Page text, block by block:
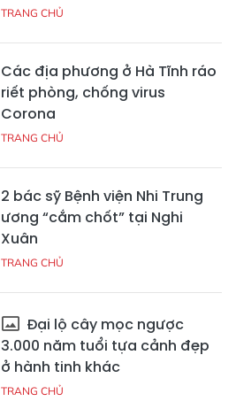
TRANG CHỦ
Các địa phương ở Hà Tĩnh ráo
riết phòng, chống virus
Corona
TRANG CHỦ
2 bác sỹ Bệnh viện Nhi Trung
ương “cắm chốt” tại Nghi
Xuân
TRANG CHỦ
Đại lộ cây mọc ngược
3.000 năm tuổi tựa cảnh đẹp
ở hành tinh khác
TRANG CHỦ